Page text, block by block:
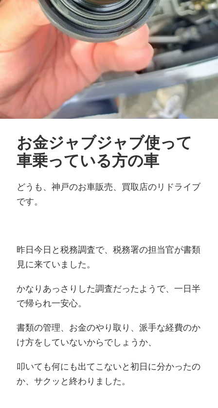
お金ジャブジャブ使って
車乗っている方の車
どうも、神戸のお車販売、買取店のリドライブ
です。
昨日今日と税務調査で、税務署の担当官が書類
見に来ていました。
かなりあっさりした調査だったようで、一日半
で帰られ一安心。
書類の管理、お金のやり取り、派手な経費のか
け方をしていないからでしょうか、
叩いても何にも出てこないと初日に分かったの
か、サクッと終わりました。